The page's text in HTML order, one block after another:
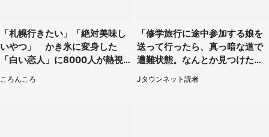
「札幌行きたい」「絶対美味し
いやつ」 かき氷に変身した
「白い恋人」に8000人が熱視
ころんころ
「修学旅行に途中参加する娘を
送って行ったら、真っ暗な道で
遭難状態。なんとか見つけた民
家に助けを求めると、住人の男
性が...」
Jタウンネット読者